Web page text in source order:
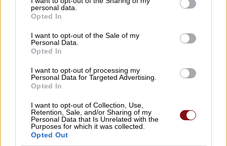
personal data.
Opted In
I want to opt-out of the Sale of my
Personal Data.
Opted In
I want to opt-out of processing my
Personal Data for Targeted Advertising.
Opted In
I want to opt-out of Collection, Use,
Retention, Sale, and/or Sharing of my
Personal Data that Is Unrelated with the
Purposes for which it was collected.
Opted Out
μετασχηματιστή με ανυψωτικό μηχάνημα
06/08/2026 , 11:56
Συνελήφθη 50χρονος στην Ελασσόνα για
απόπειρα κλοπής
Η μεγάλη οθόνη συνεχίζεται στο
Κηποθέατρο Αλκαζάρ με τέσσερις